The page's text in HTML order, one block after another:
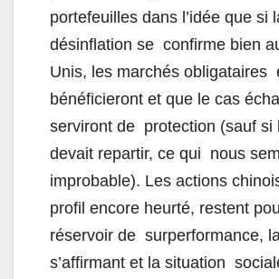
portefeuilles dans l’idée que si
désinflation se confirme bien
Unis, les marchés obligataires
bénéficieront et que le cas
serviront de protection (sauf si
devait repartir, ce qui nous
improbable). Les actions
profil encore heurté, restent
réservoir de surperformance,
s’affirmant et la situation